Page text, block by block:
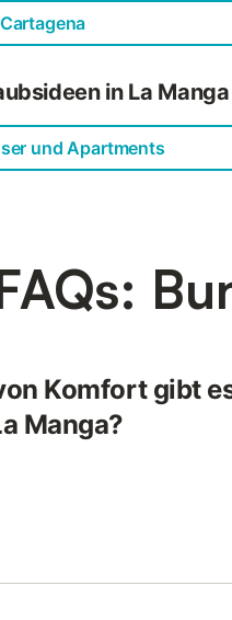
Cartagena
in La Manga
und Apartments
Komfort gibt
Manga?